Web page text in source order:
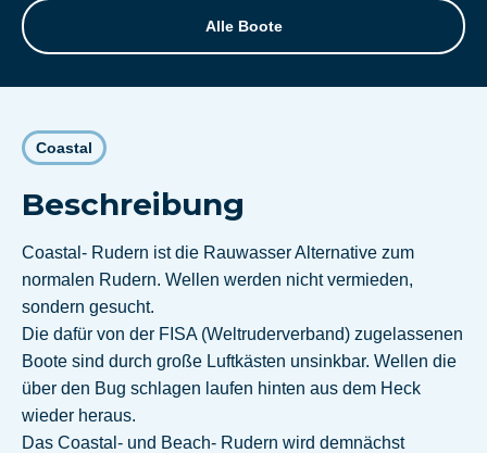
Alle Boote
Coastal
Beschreibung
Coastal- Rudern ist die Rauwasser Alternative zum
normalen Rudern. Wellen werden nicht vermieden,
sondern gesucht.
Die dafür von der FISA (Weltruderverband) zugelassenen
Boote sind durch große Luftkästen unsinkbar. Wellen die
über den Bug schlagen laufen hinten aus dem Heck
wieder heraus.
Das Coastal- und Beach- Rudern wird demnächst